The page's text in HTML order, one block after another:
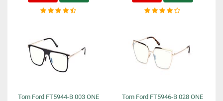
Tom Ford FT5944-B 003 ONE
Tom Ford FT5946-B 028 ONE